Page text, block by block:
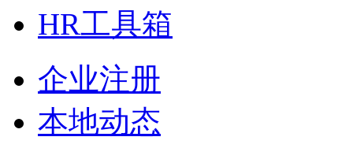
HR工具箱
企业注册
本地动态